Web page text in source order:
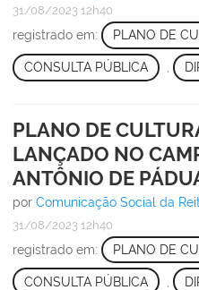
31/08/2023 12h40
registrado em: PLANO DE
CONSULTA PÚBLICA
PLANO DE
LANÇADO NO
ANTÔNIO DE
por Comunicação Social da
31/08/2023 12h40
registrado em: PLANO DE
CONSULTA PÚBLICA